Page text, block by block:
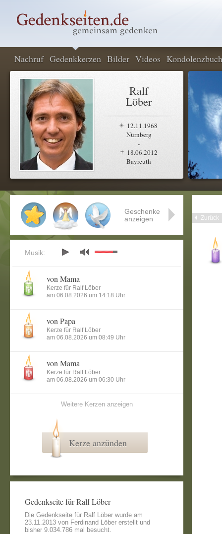
Nachruf Gedenkkerzen Bilder Videos Kondolenzbuch
Ralf
Löber
12.11.1968
Nürnberg
-
18.06.2012
Bayreuth
Zurück
Geschenke
anzeigen
Musik:
von Mama
Kerze für Ralf Löber
am 06.08.2026 um 14:18 Uhr
von Papa
Kerze für Ralf Löber
am 06.08.2026 um 08:49 Uhr
von Mama
Kerze für Ralf Löber
am 06.08.2026 um 06:30 Uhr
Weitere Kerzen anzeigen
Kerze anzünden
Gedenkseite für Ralf Löber
Die Gedenkseite für Ralf Löber wurde am
23.11.2013 von Ferdinand Löber erstellt und
bisher 9.034.786 mal besucht.